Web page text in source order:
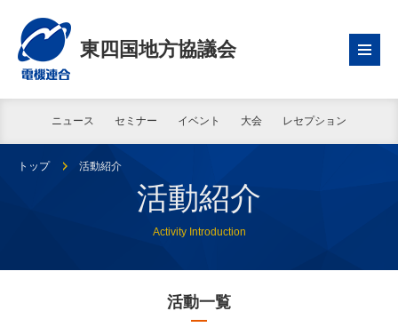
東四国地方協議会
ニュース セミナー イベント 大会 レセプション
トップ 活動紹介
活動紹介
Activity Introduction
活動一覧